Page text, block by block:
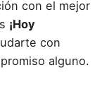
con el mejor
¡Hoy
con
alguno.